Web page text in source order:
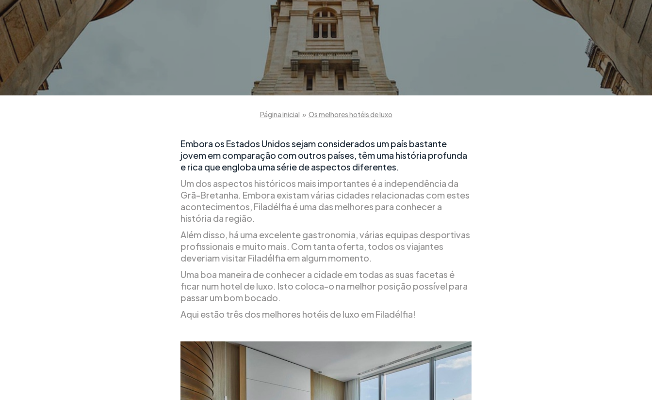
Página inicial » Os melhores hotéis de luxo
Embora os Estados Unidos sejam considerados um país bastante
jovem em comparação com outros países, têm uma história profunda
e rica que engloba uma série de aspectos diferentes.
Um dos aspectos históricos mais importantes é a independência da
Grã-Bretanha. Embora existam várias cidades relacionadas com estes
acontecimentos, Filadélfia é uma das melhores para conhecer a
história da região.
Além disso, há uma excelente gastronomia, várias equipas desportivas
profissionais e muito mais. Com tanta oferta, todos os viajantes
deveriam visitar Filadélfia em algum momento.
Uma boa maneira de conhecer a cidade em todas as suas facetas é
ficar num hotel de luxo. Isto coloca-o na melhor posição possível para
passar um bom bocado.
Aqui estão três dos melhores hotéis de luxo em Filadélfia!